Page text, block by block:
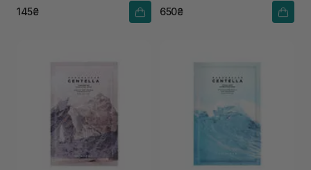
145₴ 650₴